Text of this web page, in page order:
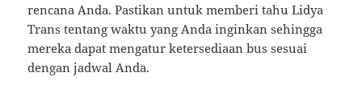
rencana Anda. Pastikan untuk memberi tahu Lidya
Trans tentang waktu yang Anda inginkan sehingga
mereka dapat mengatur ketersediaan bus sesuai
dengan jadwal Anda.